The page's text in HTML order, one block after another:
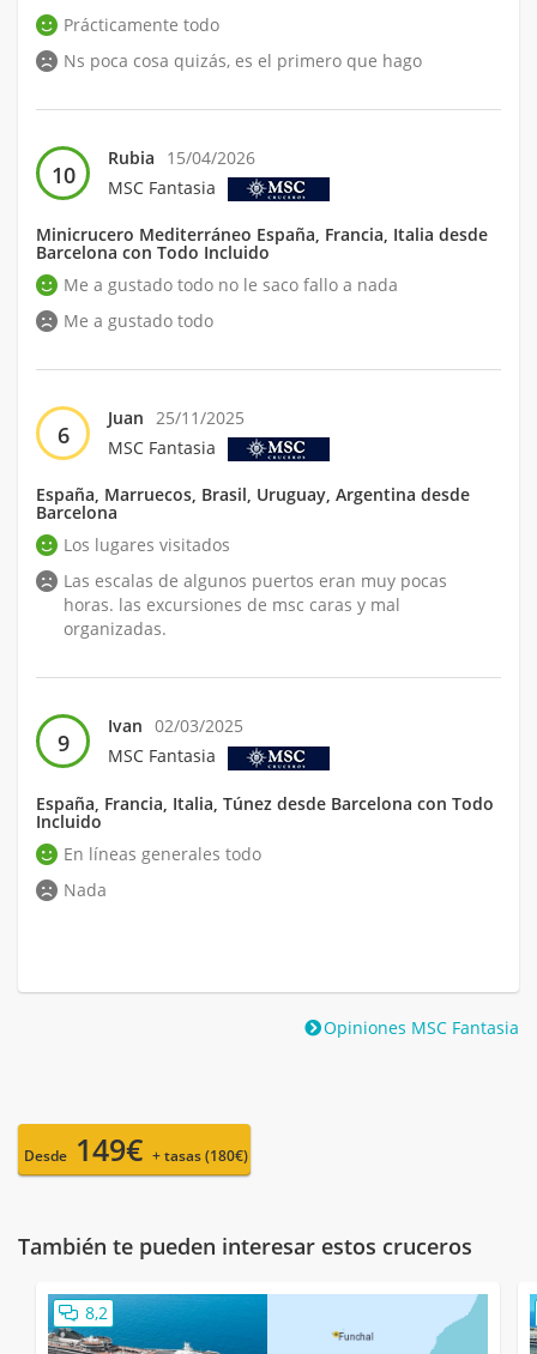
Prácticamente todo
Ns poca cosa quizás, es el primero que hago
10
Rubia
15/04/2026
MSC Fantasia
Minicrucero Mediterráneo España, Francia, Italia desde
Barcelona con Todo Incluido
Me a gustado todo no le saco fallo a nada
Me a gustado todo
6
Juan 25/11/2025
MSC Fantasia
España, Marruecos, Brasil, Uruguay, Argentina desde
Barcelona
Los lugares visitados
Las escalas de algunos puertos eran muy pocas
horas. las excursiones de msc caras y mal
organizadas.
9
Ivan 02/03/2025
MSC Fantasia
España, Francia, Italia, Túnez desde Barcelona con Todo
Incluido
En líneas generales todo
Nada
Opiniones MSC Fantasia
Desde 149€ + tasas (180€)
También te pueden interesar estos cruceros
8,2